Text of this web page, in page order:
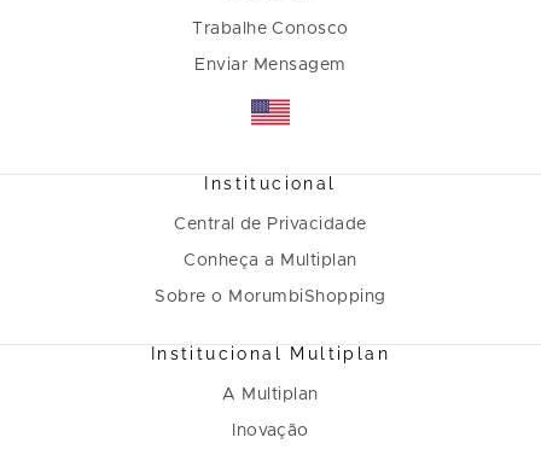
Trabalhe Conosco
Enviar Mensagem
Institucional
Central de Privacidade
Conheça a Multiplan
Sobre o MorumbiShopping
Institucional Multiplan
A Multiplan
Inovação